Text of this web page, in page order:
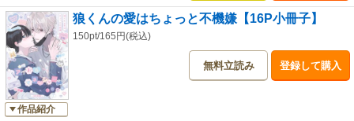
作品紹介
狼くんの愛はちょっと不機嫌【16P小冊子】
150pt/165円(税込)
無料立読み 登録して購入